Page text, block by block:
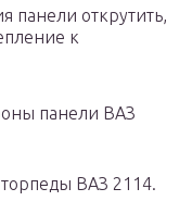
панели открутить,
к
панели ВАЗ
ВАЗ 2114.